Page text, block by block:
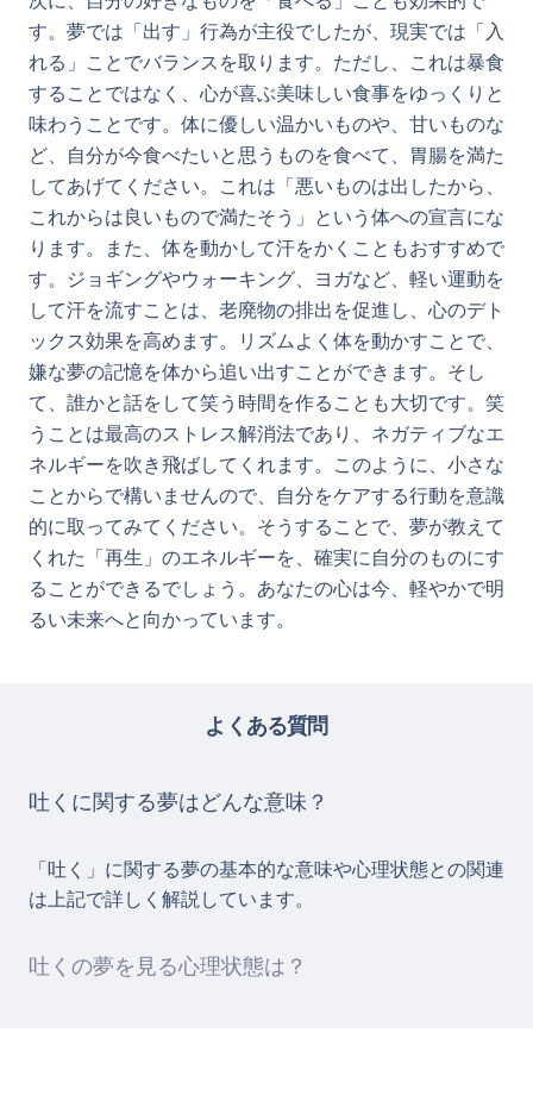
す。夢では「出す」行為が主役でしたが、現実では「入
れる」ことでバランスを取ります。ただし、これは暴食
することではなく、心が喜ぶ美味しい食事をゆっくりと
味わうことです。体に優しい温かいものや、甘いものな
ど、自分が今食べたいと思うものを食べて、胃腸を満た
してあげてください。これは「悪いものは出したから、
これからは良いもので満たそう」という体への宣言にな
ります。また、体を動かして汗をかくこともおすすめで
す。ジョギングやウォーキング、ヨガなど、軽い運動を
して汗を流すことは、老廃物の排出を促進し、心のデト
ックス効果を高めます。リズムよく体を動かすことで、
嫌な夢の記憶を体から追い出すことができます。そし
て、誰かと話をして笑う時間を作ることも大切です。笑
うことは最高のストレス解消法であり、ネガティブなエ
ネルギーを吹き飛ばしてくれます。このように、小さな
ことからで構いませんので、自分をケアする行動を意識
的に取ってみてください。そうすることで、夢が教えて
くれた「再生」のエネルギーを、確実に自分のものにす
ることができるでしょう。あなたの心は今、軽やかで明
るい未来へと向かっています。
よくある質問
吐くに関する夢はどんな意味？
「吐く」に関する夢の基本的な意味や心理状態との関連
は上記で詳しく解説しています。
吐くの夢を見る心理状態は？